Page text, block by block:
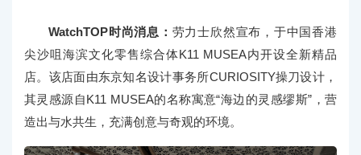
WatchTOP时尚消息： 劳力士欣然宣布，于中国香港
尖沙咀海滨文化零售综合体K11 MUSEA内开设全新精品
店。该店面由东京知名设计事务所CURIOSITY操刀设计，
其灵感源自K11 MUSEA的名称寓意“海边的灵感缪斯”，营
造出与水共生，充满创意与奇观的环境。